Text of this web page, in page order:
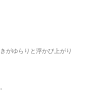
がゆらりと浮かび上がり